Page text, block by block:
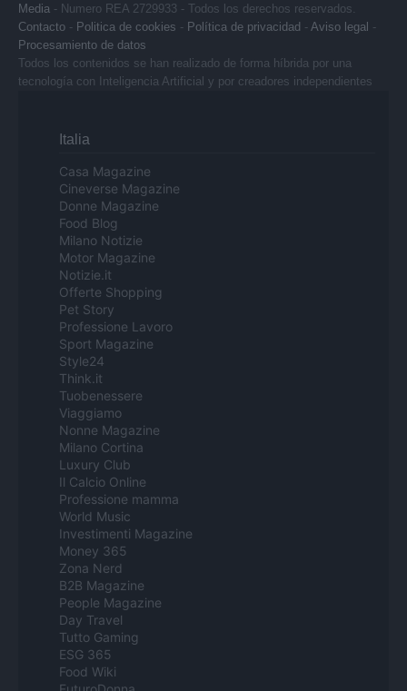
Media - Numero REA 2729933 - Todos los derechos reservados.
Contacto - Politica de cookies - Política de privacidad - Aviso legal -
Procesamiento de datos
Todos los contenidos se han realizado de forma híbrida por una
tecnología con Inteligencia Artificial y por creadores independientes
Italia
Casa Magazine
Cineverse Magazine
Donne Magazine
Food Blog
Milano Notizie
Motor Magazine
Notizie.it
Offerte Shopping
Pet Story
Professione Lavoro
Sport Magazine
Style24
Think.it
Tuobenessere
Viaggiamo
Nonne Magazine
Milano Cortina
Luxury Club
Il Calcio Online
Professione mamma
World Music
Investimenti Magazine
Money 365
Zona Nerd
B2B Magazine
People Magazine
Day Travel
Tutto Gaming
ESG 365
Food Wiki